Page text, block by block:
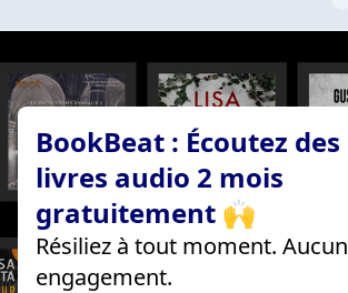
BookBeat : Écoutez des
livres audio 2 mois
gratuitement 🙌
Résiliez à tout moment. Aucun
engagement.